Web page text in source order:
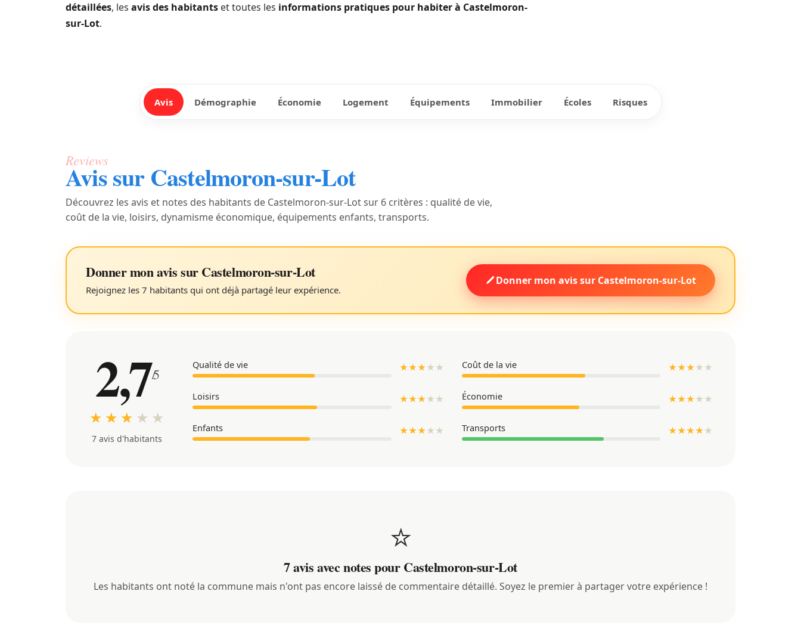
détaillées, les avis des habitants et toutes les informations pratiques pour habiter à Castelmoron-
sur-Lot.
Avis Démographie Économie Logement Équipements Immobilier Écoles Risques
Reviews
Avis sur Castelmoron-sur-Lot
Découvrez les avis et notes des habitants de Castelmoron-sur-Lot sur 6 critères : qualité de vie,
coût de la vie, loisirs, dynamisme économique, équipements enfants, transports.
Donner mon avis sur Castelmoron-sur-Lot
Rejoignez les 7 habitants qui ont déjà partagé leur expérience.
Donner mon avis sur Castelmoron-sur-Lot
2,7/5
★ ★ ★ ★ ★
7 avis d'habitants
Qualité de vie ★ ★ ★★ ★ Coût de la vie ★ ★ ★★ ★
Loisirs ★ ★ ★★ ★ Économie ★ ★ ★★ ★
Enfants ★ ★ ★★ ★ Transports ★ ★ ★ ★★
⭐
7 avis avec notes pour Castelmoron-sur-Lot
Les habitants ont noté la commune mais n'ont pas encore laissé de commentaire détaillé. Soyez le premier à partager votre expérience !